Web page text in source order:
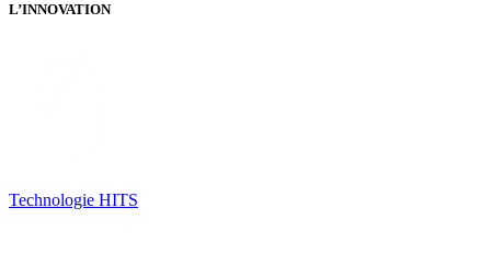
L’INNOVATION
Technologie HITS